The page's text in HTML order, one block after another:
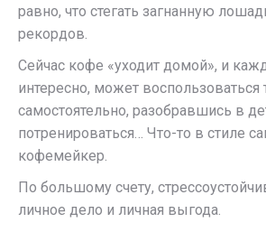
равно, что стегать загнанную
рекордов.
Сейчас кофе «уходит домой», и
интересно, может воспользоваться
самостоятельно, разобравшись в
потренироваться… Что-то в стиле
кофемейкер.
По большому счету,
личное дело и личная выгода.